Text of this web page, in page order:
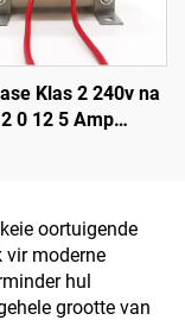
Klas 2 240v na
0 12 5 Amp
oortuigende
vir moderne
hul
grootte van